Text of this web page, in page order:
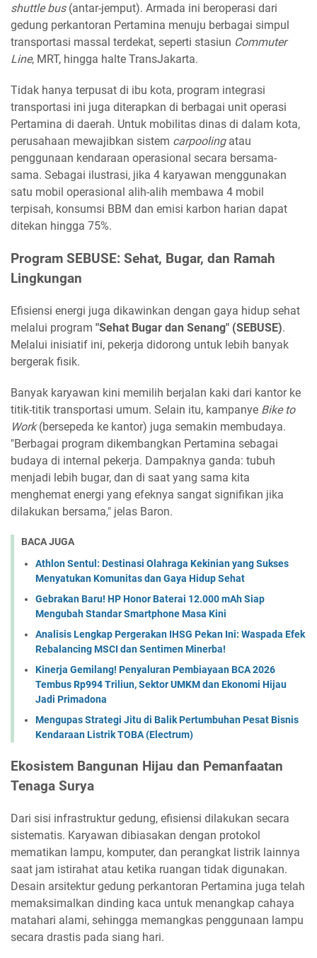
shuttle bus(antar-jemput). Armada ini beroperasi dari
gedung perkantoran Pertamina menuju berbagai simpul
transportasi massal terdekat, seperti stasiun Commuter
Line, MRT, hingga halte TransJakarta.
Tidak hanya terpusat di ibu kota, program integrasi
transportasi ini juga diterapkan di berbagai unit operasi
Pertamina di daerah. Untuk mobilitas dinas di dalam kota,
perusahaan mewajibkan sistem carpoolingatau
penggunaan kendaraan operasional secara bersama-
sama. Sebagai ilustrasi, jika 4 karyawan menggunakan
satu mobil operasional alih-alih membawa 4 mobil
terpisah, konsumsi BBM dan emisi karbon harian dapat
ditekan hingga 75%.
Program SEBUSE: Sehat, Bugar, dan Ramah
Lingkungan
Efisiensi energi juga dikawinkan dengan gaya hidup sehat
melalui program "Sehat Bugar dan Senang" (SEBUSE).
Melalui inisiatif ini, pekerja didorong untuk lebih banyak
bergerak fisik.
Banyak karyawan kini memilih berjalan kaki dari kantor ke
titik-titik transportasi umum. Selain itu, kampanye Bike to
Work(bersepeda ke kantor) juga semakin membudaya.
"Berbagai program dikembangkan Pertamina sebagai
budaya di internal pekerja. Dampaknya ganda: tubuh
menjadi lebih bugar, dan di saat yang sama kita
menghemat energi yang efeknya sangat signifikan jika
dilakukan bersama," jelas Baron.
BACA JUGA
Athlon Sentul: Destinasi Olahraga Kekinian yang Sukses
Menyatukan Komunitas dan Gaya Hidup Sehat
Gebrakan Baru! HP Honor Baterai 12.000 mAh Siap
Mengubah Standar Smartphone Masa Kini
Analisis Lengkap Pergerakan IHSG Pekan Ini: Waspada Efek
Rebalancing MSCI dan Sentimen Minerba!
Kinerja Gemilang! Penyaluran Pembiayaan BCA 2026
Tembus Rp994 Triliun, Sektor UMKM dan Ekonomi Hijau
Jadi Primadona
Mengupas Strategi Jitu di Balik Pertumbuhan Pesat Bisnis
Kendaraan Listrik TOBA (Electrum)
Ekosistem Bangunan Hijau dan Pemanfaatan
Tenaga Surya
Dari sisi infrastruktur gedung, efisiensi dilakukan secara
sistematis. Karyawan dibiasakan dengan protokol
mematikan lampu, komputer, dan perangkat listrik lainnya
saat jam istirahat atau ketika ruangan tidak digunakan.
Desain arsitektur gedung perkantoran Pertamina juga telah
memaksimalkan dinding kaca untuk menangkap cahaya
matahari alami, sehingga memangkas penggunaan lampu
secara drastis pada siang hari.